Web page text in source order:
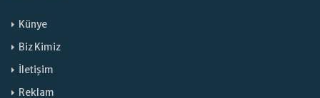
Künye
Biz Kimiz
İletişim
Reklam